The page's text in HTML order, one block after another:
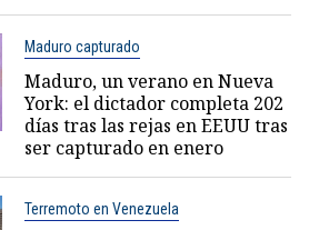
Maduro capturado
Maduro, un verano en Nueva
York: el dictador completa 202
días tras las rejas en EEUU tras
ser capturado en enero
Terremoto en Venezuela